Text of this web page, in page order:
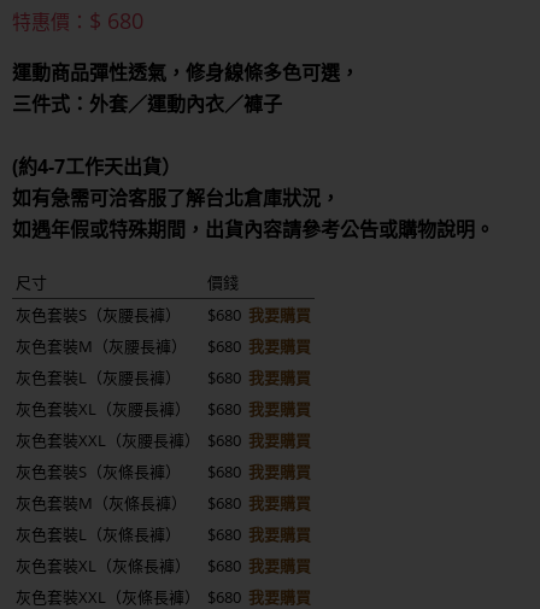
特惠價： $ 680
運動商品彈性透氣，修身線條多色可選，
三件式：外套／運動內衣／褲子
(約4-7工作天出貨）
如有急需可洽客服了解台北倉庫狀況，
如遇年假或特殊期間，出貨內容請參考公告或購物說明。
尺寸
價錢
灰色套裝S（灰腰長褲）
$680 我要購買
灰色套裝M（灰腰長褲）
$680 我要購買
灰色套裝L（灰腰長褲）
$680 我要購買
灰色套裝XL（灰腰長褲）
$680 我要購買
灰色套裝XXL（灰腰長褲）
$680 我要購買
灰色套裝S（灰條長褲）
$680 我要購買
灰色套裝M（灰條長褲）
$680 我要購買
灰色套裝L（灰條長褲）
$680 我要購買
灰色套裝XL（灰條長褲）
$680 我要購買
灰色套裝XXL（灰條長褲）
$680 我要購買